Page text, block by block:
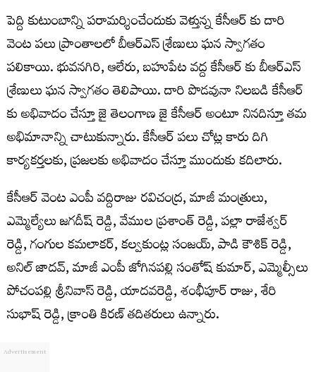
పెద్ది కుటుంబాన్ని పరామర్శించేందుకు వెళ్తున్న కేసీఆర్ కు దారి
వెంట పలు ప్రాంతాలలో బీఆర్ఎస్ శ్రేణులు ఘన స్వాగతం
పలికాయి. భువనగిరి, ఆలేరు, బహుపేట వద్ద కేసీఆర్ కు బీఆర్ఎస్
శ్రేణులు ఘన స్వాగతం తెలిపాయి. దారి పొడవునా నిలబడి కేసీఆర్
కు అభివాదం చేస్తూ జై తెలంగాణ జై కేసీఆర్ అంటూ నినదిస్తూ తమ
అభిమానాన్ని చాటుకున్నారు. కేసీఆర్ పలు చోట్ల కారు దిగి
కార్యకర్తలకు, ప్రజలకు అభివాదం చేస్తూ ముందుకు కదిలారు.
కేసీఆర్ వెంట ఎంపీ వద్దిరాజు రవిచంద్ర, మాజీ మంత్రులు,
ఎమ్మెల్యేలు జగదీష్ రెడ్డి, వేముల ప్రశాంత్ రెడ్డి, పల్లా రాజేశ్వర్
రెడ్డి, గంగుల కమలాకర్, కల్వకుంట్ల సంజయ్, పాడి కౌశిక్ రెడ్డి,
అనిల్ జాదవ్, మాజీ ఎంపీ జోగినపల్లి సంతోష్ కుమార్, ఎమ్మెల్సీలు
పోచంపల్లి శ్రీనివాస్ రెడ్డి, యాదవరెడ్డి, శంభీపూర్ రాజు, శేరి
సుభాష్ రెడ్డి, క్రాంతి కిరణ్ తదితరులు ఉన్నారు.